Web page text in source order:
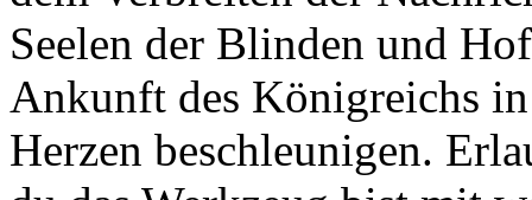
Seelen der Blinden und
Ankunft des Königreichs
Herzen beschleunigen.